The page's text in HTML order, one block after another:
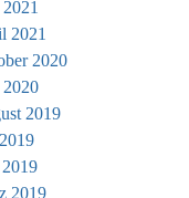
2021
2020
2020
2019
2019